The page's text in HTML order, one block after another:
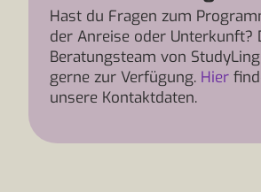
Hast du Fragen zum
der Anreise oder Unterkunft?
Beratungsteam von
gerne zur Verfügung. Hier
unsere Kontaktdaten.